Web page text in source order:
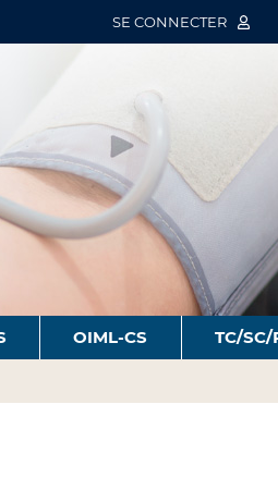
SE CONNECTER
OIML-CS TC/SC/